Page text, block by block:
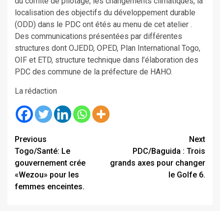
localisation des objectifs du développement durable
(ODD) dans le PDC ont étés au menu de cet atelier .
Des communications présentées par différentes
structures dont OJEDD, OPED, Plan International Togo,
OIF et ETD, structure technique dans l’élaboration des
PDC des commune de la préfecture de HAHO.
La rédaction
Continue
Reading
Previous
Togo/Santé: Le
gouvernement crée
«Wezou» pour les
femmes enceintes.
Next
PDC/Baguida : Trois
grands axes pour changer
le Golfe 6.